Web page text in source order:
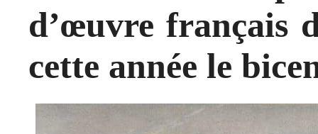
d’œuvre français
cette année le